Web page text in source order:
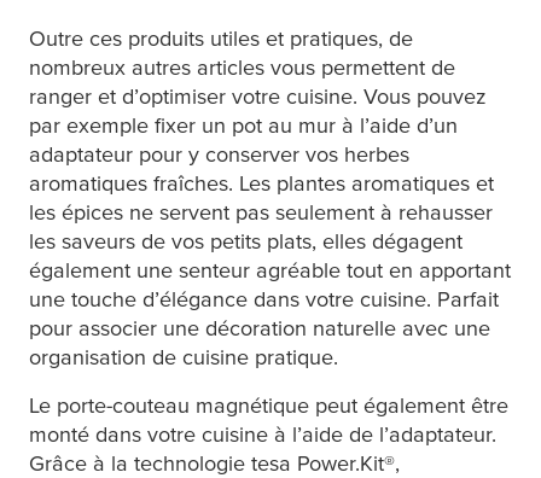
Outre ces produits utiles et pratiques, de
nombreux autres articles vous permettent de
ranger et d’optimiser votre cuisine. Vous pouvez
par exemple fixer un pot au mur à l’aide d’un
adaptateur pour y conserver vos herbes
aromatiques fraîches. Les plantes aromatiques et
les épices ne servent pas seulement à rehausser
les saveurs de vos petits plats, elles dégagent
également une senteur agréable tout en apportant
une touche d’élégance dans votre cuisine. Parfait
pour associer une décoration naturelle avec une
organisation de cuisine pratique.
Le porte-couteau magnétique peut également être
monté dans votre cuisine à l’aide de l’adaptateur.
Grâce à la technologie tesa Power.Kit®,